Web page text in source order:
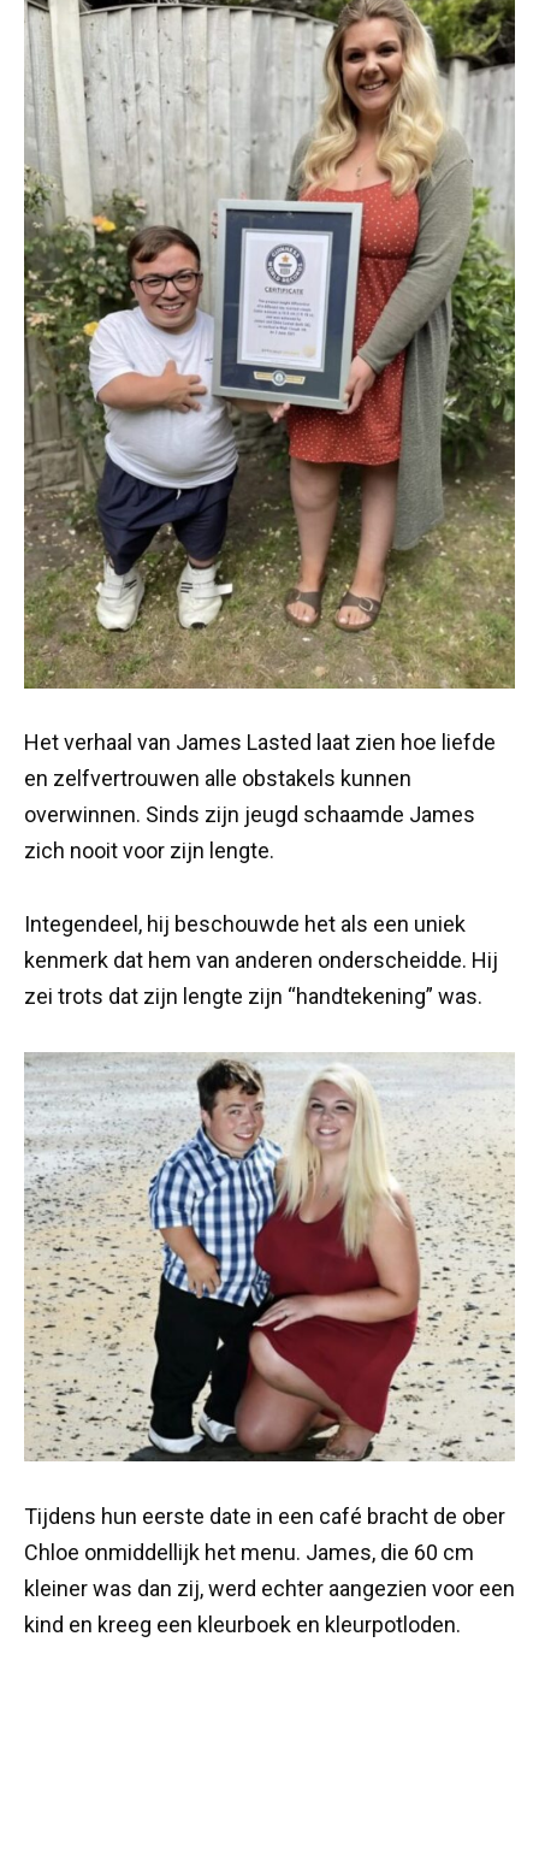
Het verhaal van James Lasted laat zien hoe liefde
en zelfvertrouwen alle obstakels kunnen
overwinnen. Sinds zijn jeugd schaamde James
zich nooit voor zijn lengte.
Integendeel, hij beschouwde het als een uniek
kenmerk dat hem van anderen onderscheidde. Hij
zei trots dat zijn lengte zijn “handtekening” was.
Tijdens hun eerste date in een café bracht de ober
Chloe onmiddellijk het menu. James, die 60 cm
kleiner was dan zij, werd echter aangezien voor een
kind en kreeg een kleurboek en kleurpotloden.